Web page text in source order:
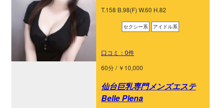
T.158 B.98(F) W.60 H.82
セクシー系 アイドル系
口コミ：0件
60分 / ￥10,000
仙台巨乳専門メンズエステ
Belle Plena